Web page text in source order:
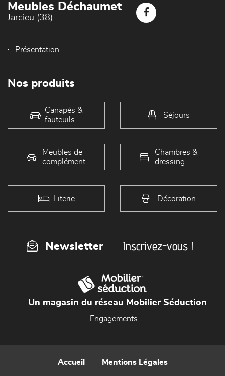
Meubles Déchaumet
Jarcieu (38)
Présentation
Nos produits
Canapés &
fauteuils
Séjours
Meubles de
complément
Chambres &
dressing
Literie Décoration
Newsletter Inscrivez-vous !
Un magasin du réseau Mobilier Séduction
Engagements
Accueil Mentions Légales